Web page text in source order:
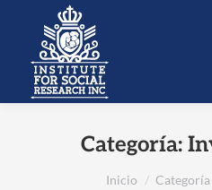
Categoría:
Estás aquí:
Inicio